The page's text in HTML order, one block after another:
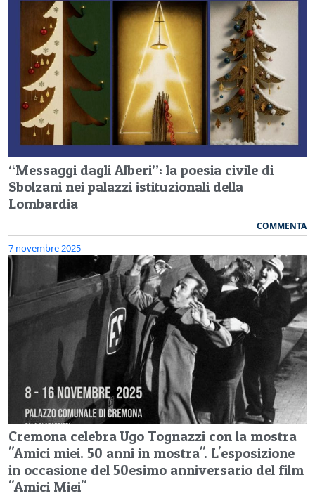
“Messaggi dagli Alberi”: la poesia civile di
Sbolzani nei palazzi istituzionali della
Lombardia
COMMENTA
7 novembre 2025
Cremona celebra Ugo Tognazzi con la mostra
"Amici miei. 50 anni in mostra". L'esposizione
in occasione del 50esimo anniversario del film
"Amici Miei"